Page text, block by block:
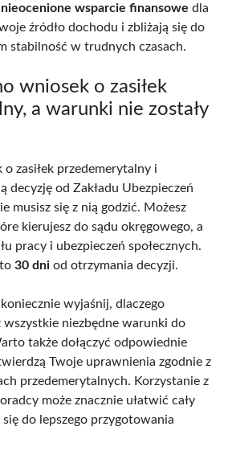
wsparcie finansowe dla
źródło dochodu i zbliżają się do
stabilność w trudnych czasach.
wniosek o zasiłek
a warunki nie zostały
o zasiłek przedemerytalny i
decyzję od Zakładu Ubezpieczeń
musisz się z nią godzić. Możesz
kierujesz do sądu okręgowego, a
pracy i ubezpieczeń społecznych.
30 dni od otrzymania decyzji.
wyjaśnij, dlaczego
wszystkie niezbędne warunki do
także dołączyć odpowiednie
Twoje uprawnienia zgodnie z
przedemerytalnych. Korzystanie z
może znacznie ułatwić cały
do lepszego przygotowania